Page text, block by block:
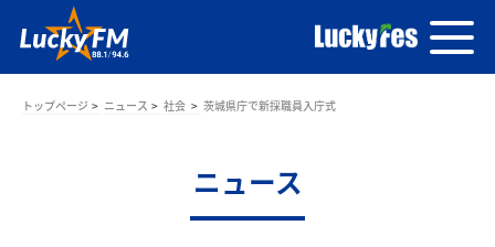
トップページ ニュース 社会 茨城県庁で新採職員入庁式
ニュース